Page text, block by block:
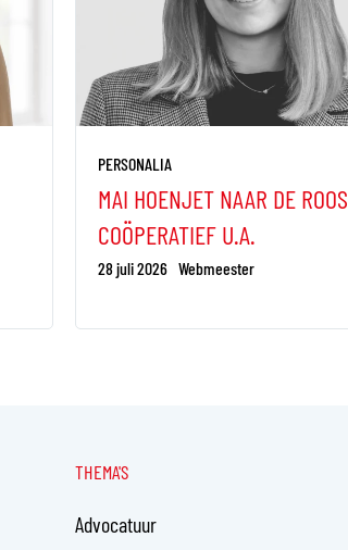
PERSONALIA
MAI HOENJET NAAR DE ROOS
COÖPERATIEF U.A.
28 juli 2026 Webmeester
THEMA'S
Advocatuur